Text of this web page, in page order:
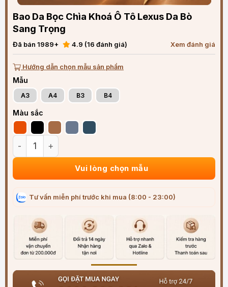
Bao Da Bọc Chìa Khoá Ô Tô Lexus Da Bò
Sang Trọng
Đã bán 1989+ 4.9 (16 đánh giá) Xem đánh giá
Hướng dẫn chọn mẫu sản phẩm
Mẫu
A3 A4 B3 B4
Màu sắc
Bao Da Bọc Chìa Khoá Ô Tô Lexus Da Bò Sang Trọng số
Vui lòng chọn mẫu
Tư vấn miễn phí trước khi mua (8:00 - 23:00)